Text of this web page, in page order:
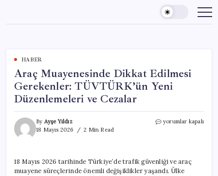
content
HABER
Araç Muayenesinde Dikkat Edilmesi
Gerekenler: TÜVTÜRK’ün Yeni
Düzenlemeleri ve Cezalar
By Ayşe Yıldız
18 Mayıs 2026
2 Min Read
Araç
TÜVTÜRK’ün
Yeni
yorumlar kapalı
18 Mayıs 2026 tarihinde Türkiye’de trafik güvenliği ve araç
muayene süreçlerinde önemli değişiklikler yaşandı. Ülke